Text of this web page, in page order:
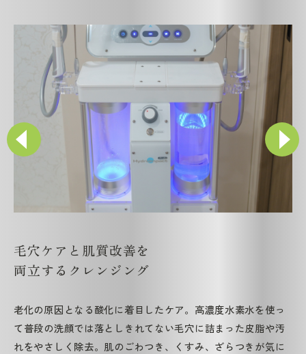
毛穴ケアと肌質改善を
両立するクレンジング
老化の原因となる酸化に着目したケア。高濃度水素水を使っ
て普段の洗顔では落としきれてない毛穴に詰まった皮脂や汚
れをやさしく除去。肌のごわつき、くすみ、ざらつきが気に